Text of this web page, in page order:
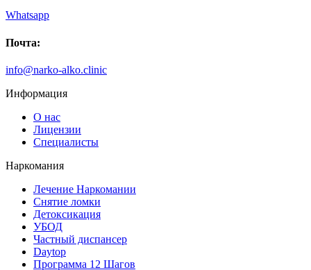
Whatsapp
Почта:
info@narko-alko.clinic
Информация
О нас
Лицензии
Специалисты
Наркомания
Лечение Наркомании
Снятие ломки
Детоксикация
УБОД
Частный диспансер
Daytop
Программа 12 Шагов